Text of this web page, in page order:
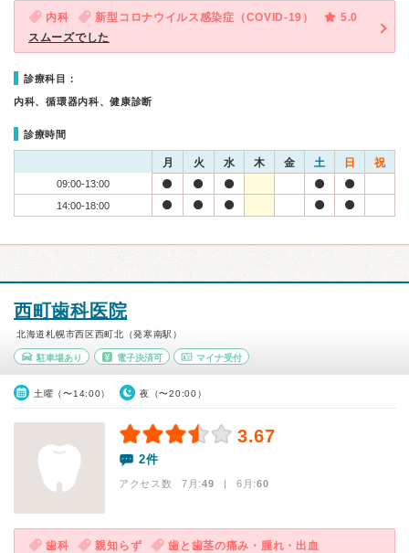
内科 新型コロナウイルス感染症（COVID-19）
5.0
スムーズでした
診療科目：
内科、循環器内科、健康診断
診療時間
月 火 水 木 金 土 日 祝
09:00-13:00
14:00-18:00
西町歯科医院
北海道札幌市西区西町北（発寒南駅）
駐車場あり 電子決済可 マイナ受付
土曜（〜14:00） 夜（〜20:00）
3.67
2件
アクセス数 7月:49 | 6月:60
歯科 親知らず
歯と歯茎の痛み・腫れ・出血